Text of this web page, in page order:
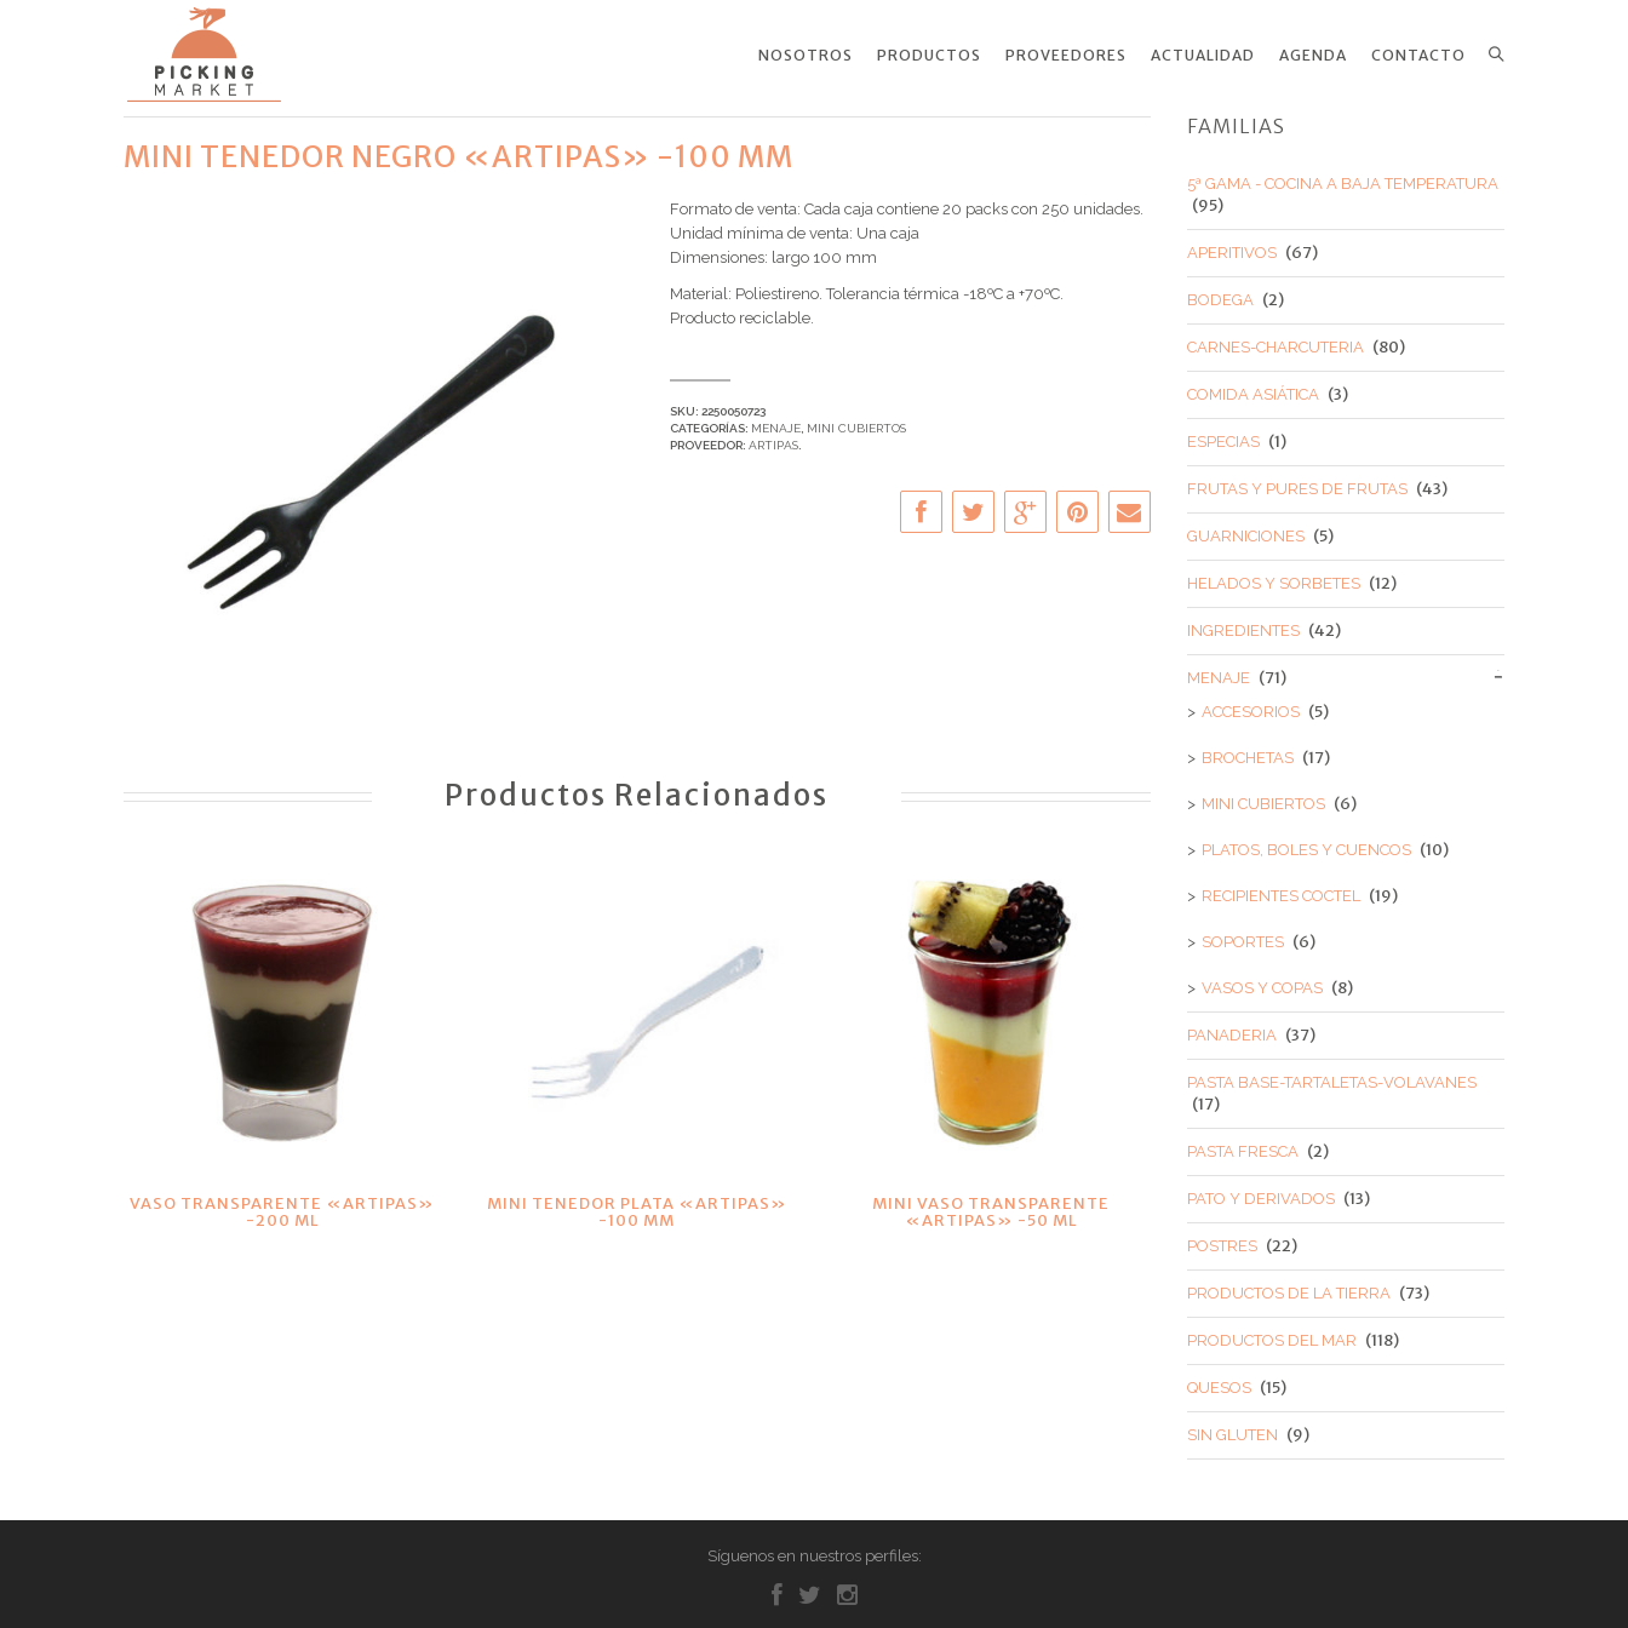
NOSOTROS PRODUCTOS PROVEEDORES ACTUALIDAD AGENDA CONTACTO
MINI TENEDOR NEGRO «ARTIPAS» -100 MM
Formato de venta: Cada caja contiene 20 packs con 250 unidades.
Unidad mínima de venta: Una caja
Dimensiones: largo 100 mm
Material: Poliestireno. Tolerancia térmica -18ºC a +70ºC.
Producto reciclable.
SKU: 2250050723
CATEGORÍAS: MENAJE, MINI CUBIERTOS
PROVEEDOR: ARTIPAS.
Productos Relacionados
VASO TRANSPARENTE «ARTIPAS»
-200 ML
MINI TENEDOR PLATA «ARTIPAS»
-100 MM
MINI VASO TRANSPARENTE
«ARTIPAS» -50 ML
FAMILIAS
5ª GAMA - COCINA A BAJA TEMPERATURA
(95)
APERITIVOS (67)
BODEGA (2)
CARNES-CHARCUTERIA (80)
COMIDA ASIÁTICA (3)
ESPECIAS (1)
FRUTAS Y PURES DE FRUTAS (43)
GUARNICIONES (5)
HELADOS Y SORBETES (12)
INGREDIENTES (42)
MENAJE (71)
ACCESORIOS (5)
BROCHETAS (17)
MINI CUBIERTOS (6)
PLATOS, BOLES Y CUENCOS (10)
RECIPIENTES COCTEL (19)
SOPORTES (6)
VASOS Y COPAS (8)
PANADERIA (37)
PASTA BASE-TARTALETAS-VOLAVANES
(17)
PASTA FRESCA (2)
PATO Y DERIVADOS (13)
POSTRES (22)
PRODUCTOS DE LA TIERRA (73)
PRODUCTOS DEL MAR (118)
QUESOS (15)
SIN GLUTEN (9)
Síguenos en nuestros perfiles: